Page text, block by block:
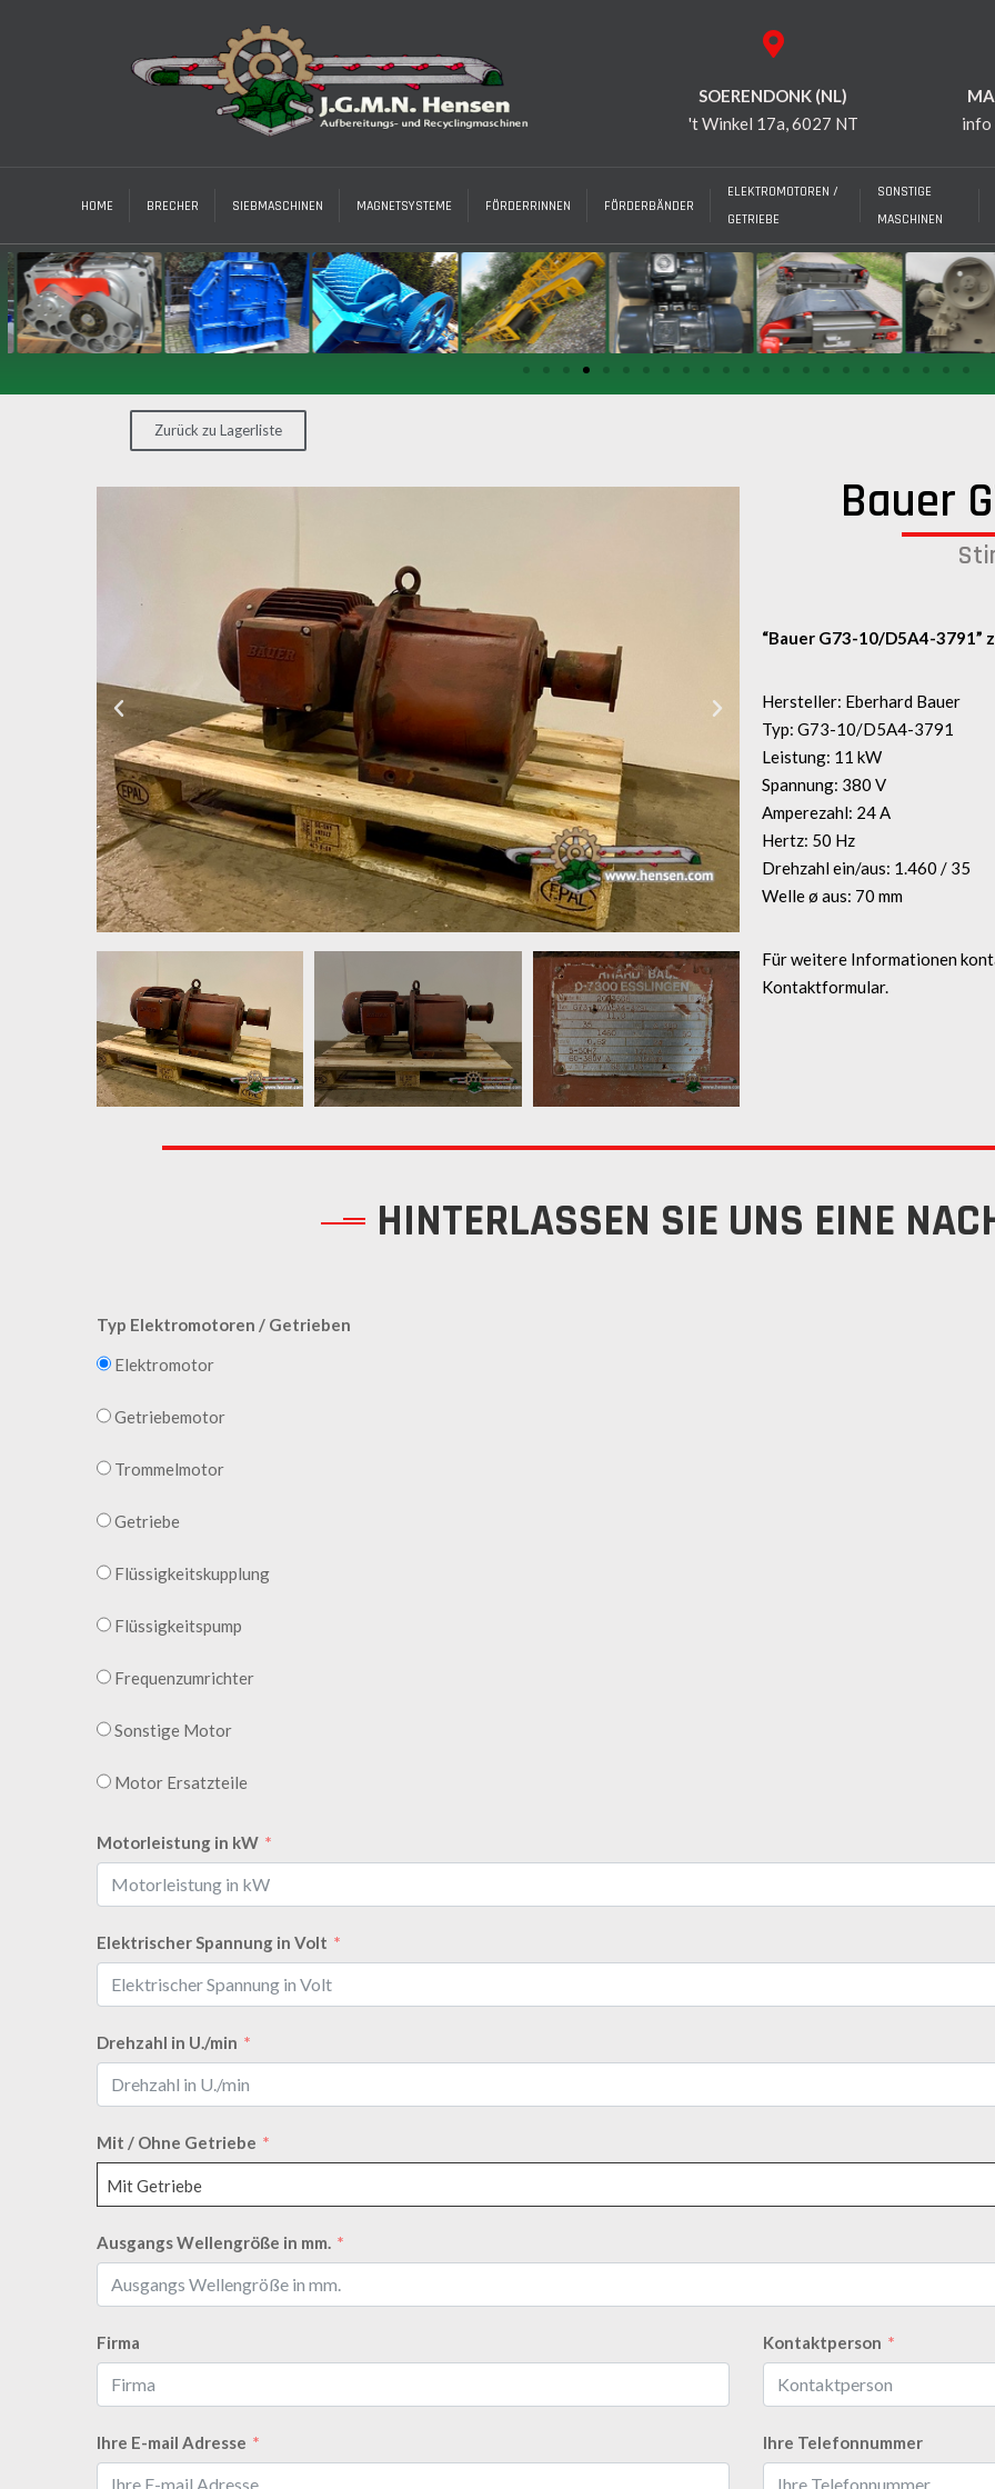
SOERENDONK (NL)
't Winkel 17a, 6027 NT
info
HOME BRECHER SIEBMASCHINEN MAGNETSYSTEME FÖRDERRINNEN FÖRDERBÄNDER
ELEKTROMOTOREN /
GETRIEBE
SONSTIGE
MASCHINEN
Zurück zu Lagerliste
Bauer
“Bauer G73-10/D5A4-3791”
Hersteller: Eberhard Bauer
Typ: G73-10/D5A4-3791
Leistung: 11 kW
Spannung: 380 V
Amperezahl: 24 A
Hertz: 50 Hz
Drehzahl ein/aus: 1.460 / 35
Welle ø aus: 70 mm
Für weitere Informationen
Kontaktformular.
HINTERLASSEN SIE UNS EINE
Typ Elektromotoren / Getrieben
Elektromotor
Getriebemotor
Trommelmotor
Getriebe
Flüssigkeitskupplung
Flüssigkeitspump
Frequenzumrichter
Sonstige Motor
Motor Ersatzteile
Motorleistung in kW
Elektrischer Spannung in Volt
Drehzahl in U./min
Mit / Ohne Getriebe
Mit Getriebe
Ausgangs Wellengröße in mm.
Firma Kontaktperson
Ihre E-mail Adresse Ihre Telefonnummer